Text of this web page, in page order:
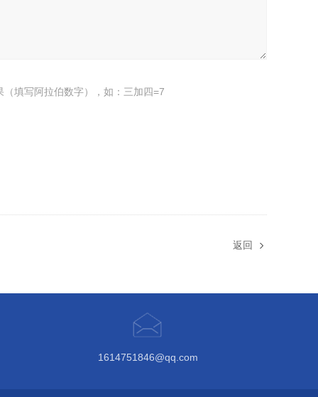
（填写阿拉伯数字），如：三加四=7
返回
1614751846@qq.com